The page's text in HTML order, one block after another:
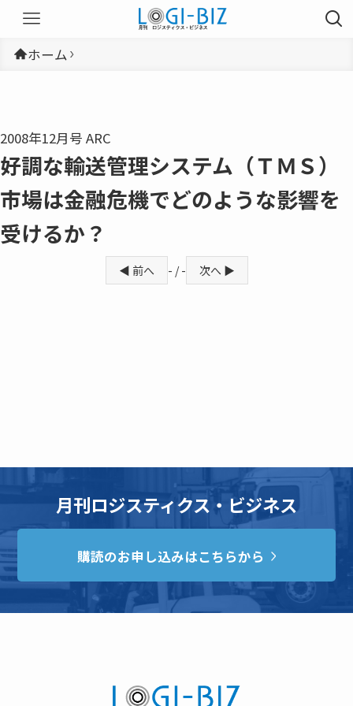
ホーム
2008年12月号 ARC
好調な輸送管理システム（ＴＭＳ）
市場は金融危機でどのような影響を
受けるか？
◀ 前へ - / - 次へ ▶
月刊ロジスティクス・ビジネス
購読のお申し込みはこちらから